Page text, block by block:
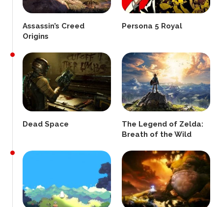
Assassin’s Creed
Origins
Persona 5 Royal
Dead Space
The Legend of Zelda:
Breath of the Wild